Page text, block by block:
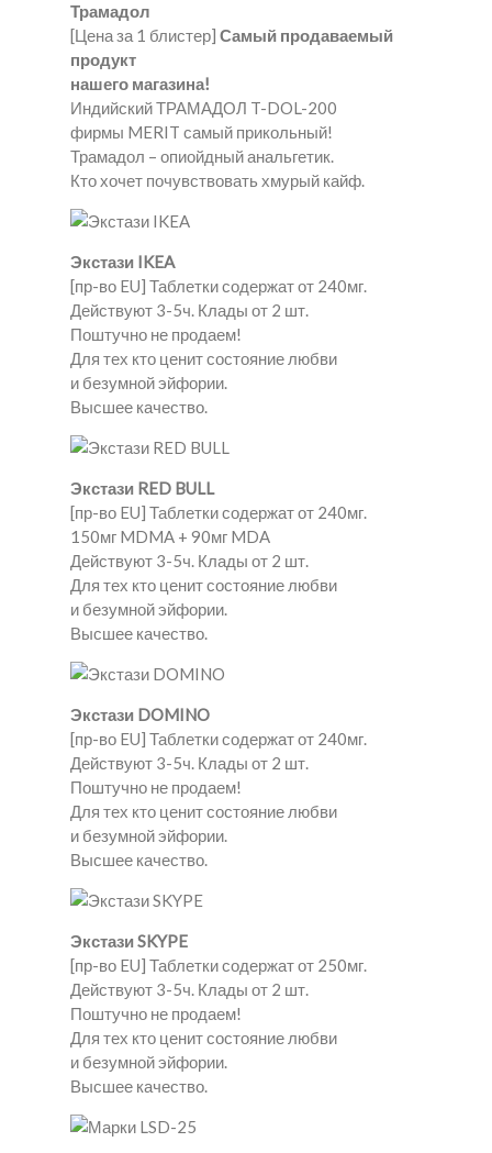
Трамадол
[Цена за 1 блистер] Самый продаваемый
продукт
нашего магазина!
Индийский ТРАМАДОЛ T-DOL-200
фирмы MERIT самый прикольный!
Трамадол – опиойдный анальгетик.
Кто хочет почувствовать хмурый кайф.
Экстази IKEA
[пр-во EU] Таблетки содержат от 240мг.
Действуют 3-5ч. Клады от 2 шт.
Поштучно не продаем!
Для тех кто ценит состояние любви
и безумной эйфории.
Высшее качество.
Экстази RED BULL
[пр-во EU] Таблетки содержат от 240мг.
150мг MDMA + 90мг MDA
Действуют 3-5ч. Клады от 2 шт.
Для тех кто ценит состояние любви
и безумной эйфории.
Высшее качество.
Экстази DOMINO
[пр-во EU] Таблетки содержат от 240мг.
Действуют 3-5ч. Клады от 2 шт.
Поштучно не продаем!
Для тех кто ценит состояние любви
и безумной эйфории.
Высшее качество.
Экстази SKYPE
[пр-во EU] Таблетки содержат от 250мг.
Действуют 3-5ч. Клады от 2 шт.
Поштучно не продаем!
Для тех кто ценит состояние любви
и безумной эйфории.
Высшее качество.